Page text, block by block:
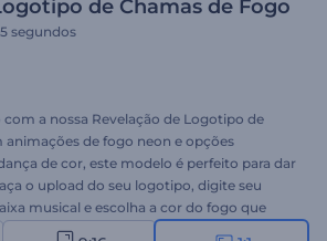
de Chamas de Fogo
5 segundos
a nossa Revelação de Logotipo de
animações de fogo neon e opções
de cor, este modelo é perfeito para dar
o upload do seu logotipo, digite seu
musical e escolha a cor do fogo que
sua marca. Ideal para aberturas de canais